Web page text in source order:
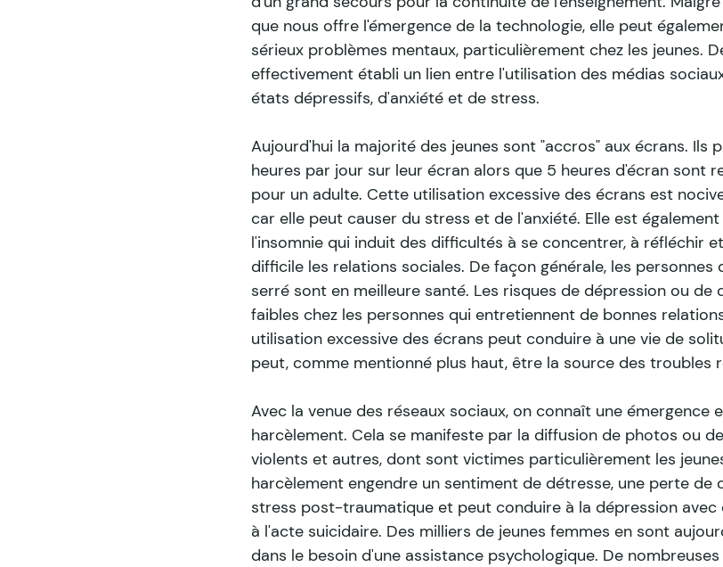
que nous offre l'émergence de la technologie, elle peut
sérieux problèmes mentaux, particulièrement chez les jeunes.
effectivement établi un lien entre l'utilisation des médias
états dépressifs, d'anxiété et de stress.
Aujourd'hui la majorité des jeunes sont "accros" aux écrans. Ils
heures par jour sur leur écran alors que 5 heures d'écran sont
pour un adulte. Cette utilisation excessive des écrans est
car elle peut causer du stress et de l'anxiété. Elle est
l'insomnie qui induit des difficultés à se concentrer, à réfléchir
difficile les relations sociales. De façon générale, les personnes
serré sont en meilleure santé. Les risques de dépression ou de
faibles chez les personnes qui entretiennent de bonnes
utilisation excessive des écrans peut conduire à une vie de
peut, comme mentionné plus haut, être la source des troubles
Avec la venue des réseaux sociaux, on connaît une émergence
harcèlement. Cela se manifeste par la diffusion de photos ou
violents et autres, dont sont victimes particulièrement les
harcèlement engendre un sentiment de détresse, une perte de
stress post-traumatique et peut conduire à la dépression avec
à l'acte suicidaire. Des milliers de jeunes femmes en sont
dans le besoin d'une assistance psychologique. De